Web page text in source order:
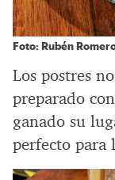
Foto: Rubén
Los postres
preparado
ganado su
perfecto para